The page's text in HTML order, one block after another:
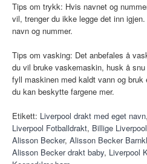
Tips om trykk: Hvis navnet og
vil, trenger du ikke legge det inn
navn og nummer.
Tips om vasking: Det anbefales å
du vil bruke vaskemaskin, husk å
fyll maskinen med kaldt vann og
du kan beskytte fargene mer.
Etikett: Liverpool drakt med eget navn,
Liverpool Fotballdrakt, Billige
Alisson Becker, Alisson Becker
Alisson Becker drakt baby, Liverpool